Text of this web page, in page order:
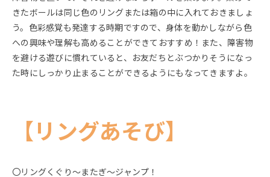
きたボールは同じ色のリングまたは箱の中に入れておきましょ
う。色彩感覚も発達する時期ですので、身体を動かしながら色
への興味や理解も高めることができておすすめ！また、障害物
を避ける遊びに慣れていると、お友だちとぶつかりそうになっ
た時にしっかり止まることができるようにもなってきますよ。
【リングあそび】
〇リングくぐり～またぎ～ジャンプ！